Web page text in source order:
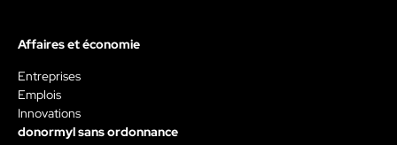
Affaires et économie
Entreprises
Emplois
Innovations
donormyl sans ordonnance